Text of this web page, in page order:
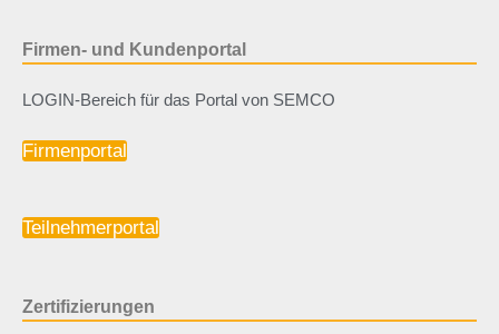
Firmen- und Kundenportal
LOGIN-Bereich für das Portal von SEMCO
Firmenportal
Teilnehmerportal
Zertifizierungen